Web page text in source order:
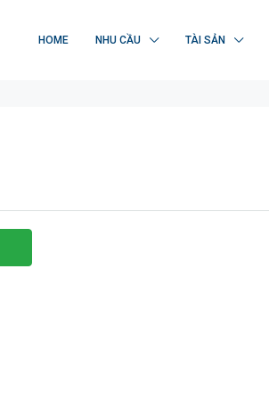
HOME NHU CẦU TÀI SẢN